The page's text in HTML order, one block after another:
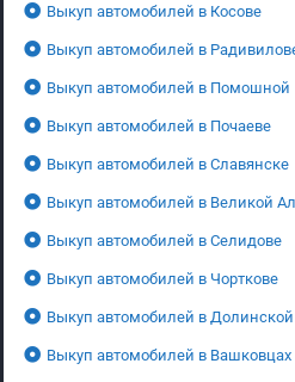
Выкуп автомобилей в Косове
Выкуп автомобилей в
Выкуп автомобилей в Помошной
Выкуп автомобилей в Почаеве
Выкуп автомобилей в Славянске
Выкуп автомобилей в Великой
Выкуп автомобилей в Селидове
Выкуп автомобилей в Чорткове
Выкуп автомобилей в Долинской
Выкуп автомобилей в Вашковцах